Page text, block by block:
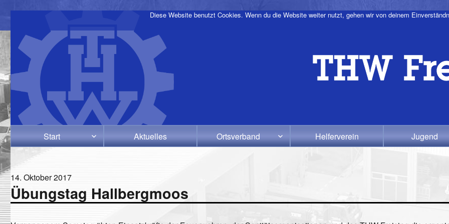
Start Aktuelles Ortsverband Helferverein Jugend
Veröffentlicht
am
14. Oktober 2017
Übungstag Hallbergmoos
Diese Website benutzt Cookies. Wenn du die Website weiter nutzt, gehen wir von deinem